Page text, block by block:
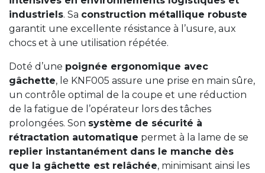
industriels. Sa construction métallique robuste
garantit une excellente résistance à l’usure, aux
chocs et à une utilisation répétée.
Doté d’une poignée ergonomique avec
gâchette, le KNF005 assure une prise en main sûre,
un contrôle optimal de la coupe et une réduction
de la fatigue de l’opérateur lors des tâches
prolongées. Son système de sécurité à
rétractation automatique permet à la lame de se
replier instantanément dans le manche dès
que la gâchette est relâchée, minimisant ainsi les